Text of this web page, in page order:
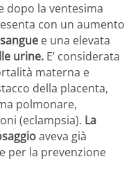
dopo la ventesima
con un aumento
e una elevata
urine. E’ considerata
materna e
della placenta,
polmonare,
(eclampsia). La
aveva già
per la prevenzione